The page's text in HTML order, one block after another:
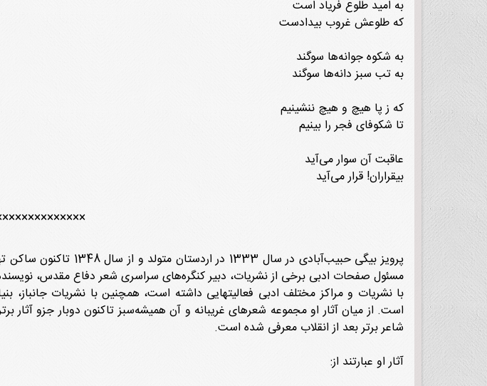
به امید طلوع فریاد است
که طلوعش غروب بیدادست
به شکوه جوانه‌ها سوگند
به تب سبز دانه‌ها سوگند
که ز پا هیچ و هیچ ننشینیم
تا شکوفای فجر را بینیم
عاقبت آن سوار می‌آید
بیقراران! قرار می‌آید
پرویز بیگی حبیب‌آبادی
مسئول صفحات ادبی برخی از نشریات، دبیر کنگره‌های سراسری شعر دفاع مقدس،
با نشریات و مراکز مختلف ادبی فعالیتهایی داشته است، همچنین با نشریات جانباز،
شاعر برتر بعد از انقلاب معرفی شده است.
آثار او عبارتند از: